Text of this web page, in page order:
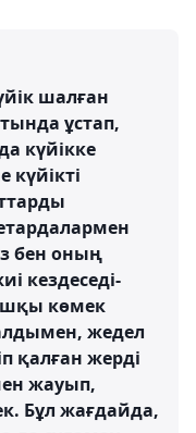
шалған
ұстап,
күйікке
бен оның
кездеседі-
көмек
жедел
қалған жерді
жауып,
Бұл жағдайда,